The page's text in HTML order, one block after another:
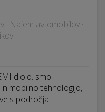
· Najem avtomobilov ·
d.o.o. smo
mobilno tehnologijo,
s področja